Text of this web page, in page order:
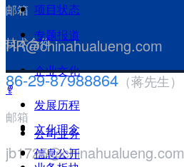
邮箱
HR@chinahualueng.com
技术合作
86-29-87988864 （蒋先生）
邮箱
jb1725@chinahualueng.com
项目状态
专题报道
公司业务
企业文化
发展历程
文化理念
信息公开
ꁸ